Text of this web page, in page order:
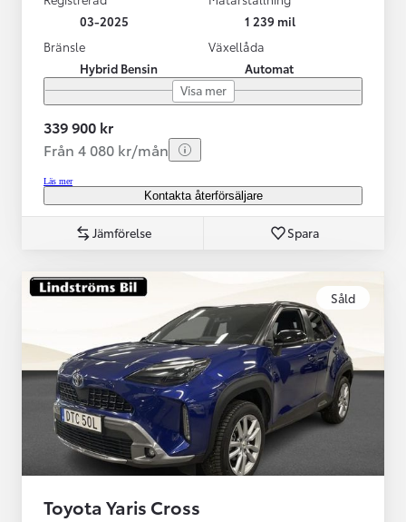
03-2025
1 239 mil
Bränsle
Hybrid Bensin
Växellåda
Automat
Visa mer
339 900 kr
Från 4 080 kr/mån
Läs mer
Kontakta återförsäljare
Jämförelse Spara
Såld
Toyota Yaris Cross